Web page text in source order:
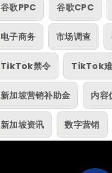
谷歌PPC 谷歌CPC
电子商务 市场调查
TikTok禁令 TikTok
新加坡营销补助金 内容
新加坡资讯 数字营销